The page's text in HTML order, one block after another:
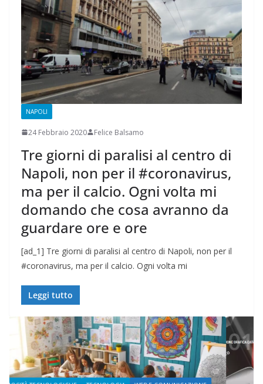
NAPOLI
24 Febbraio 2020 Felice Balsamo
Tre giorni di paralisi al centro di
Napoli, non per il #coronavirus,
ma per il calcio. Ogni volta mi
domando che cosa avranno da
guardare ore e ore
[ad_1] Tre giorni di paralisi al centro di Napoli, non per il
#coronavirus, ma per il calcio. Ogni volta mi
Leggi tutto